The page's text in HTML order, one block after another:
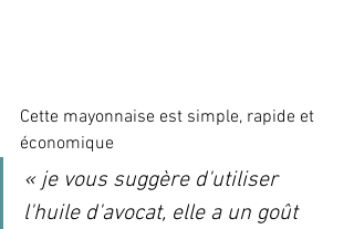
Cette mayonnaise est simple, rapide et
économique
« je vous suggère d'utiliser
l'huile d'avocat, elle a un goût